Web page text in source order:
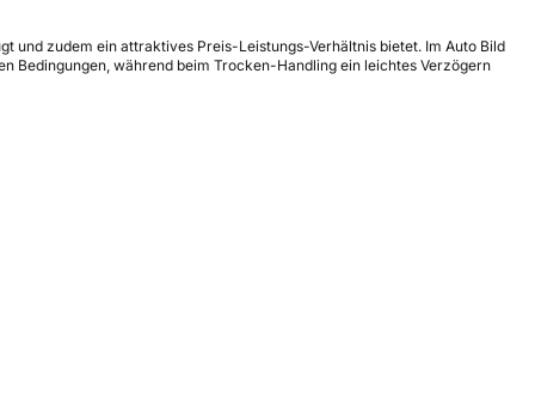
und zudem ein attraktives Preis-Leistungs-Verhältnis bietet. Im Auto Bild
Bedingungen, während beim Trocken-Handling ein leichtes Verzögern